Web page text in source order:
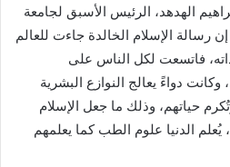
الهدهد، الرئيس الأسبق لجامعة
رسالة الإسلام الخالدة جاءت للعالم
فاتسعت لكل الناس على
وكانت دواءً يعالج النوازع البشرية
حياتهم، وذلك ما جعل الإسلام
يُعلم الدنيا علوم الطب كما يعلمهم